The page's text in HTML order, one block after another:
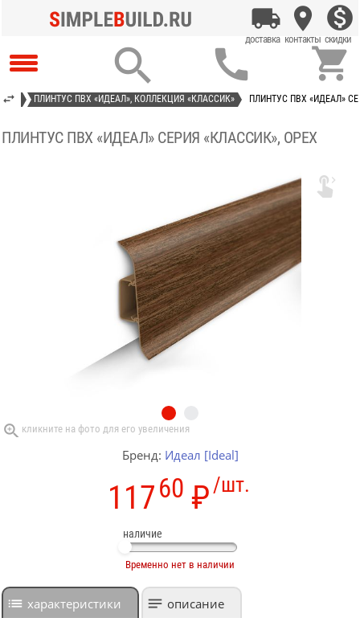
  
ПЛИНТУС ПВХ «ИДЕАЛ», КОЛЛЕКЦИЯ «КЛАССИК» ПЛИНТУС ПВХ «ИДЕАЛ»
ПЛИНТУС ПВХ «ИДЕАЛ» СЕРИЯ «КЛАССИК», ОРЕХ

Бренд: Идеал [Ideal]
/шт.
11760 ₽
наличие
Временно нет в наличии
характеристики описание